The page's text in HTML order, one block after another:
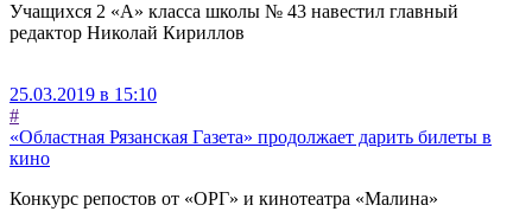
Учащихся 2 «А» класса школы № 43 навестил главный
редактор Николай Кириллов
25.03.2019 в 15:10
#
«Областная Рязанская Газета» продолжает дарить билеты в
кино
Конкурс репостов от «ОРГ» и кинотеатра «Малина»